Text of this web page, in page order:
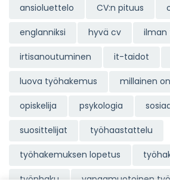
ansioluettelo CV:n pituus
englanniksi hyvä cv ilman
irtisanoutuminen it-taidot
luova työhakemus millainen
opiskelija psykologia
suosittelijat työhaastattelu
työhakemuksen lopetus
työnhaku vapaamuotoinen